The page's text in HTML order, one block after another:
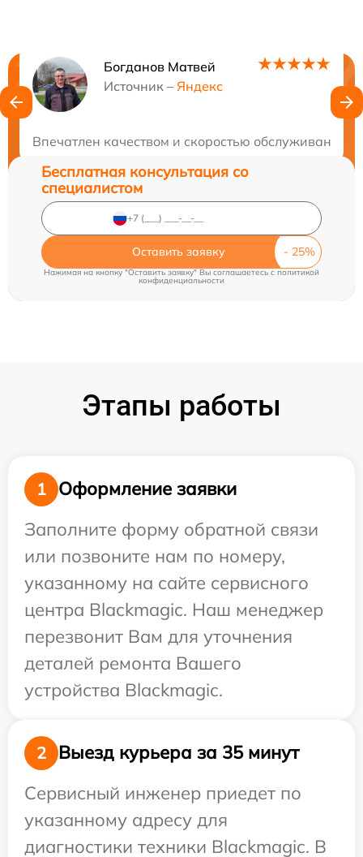
Богданов Матвей
Источник – Яндекс
Впечатлен качеством и скоростью
Нужна консультация?
Бесплатная консультация со
специалистом
Оставить заявку
Нажимая на кнопку "Оставить заявку" Вы соглашаетесь cполитикой
конфиденциальности
Этапы работы
1
Оформление заявки
Заполните форму обратной связи
или позвоните нам по номеру,
указанному на сайте сервисного
центра Blackmagic. Наш менеджер
перезвонит Вам для уточнения
деталей ремонта Вашего
устройства Blackmagic.
2
Выезд курьера за 35 минут
Сервисный инженер приедет по
указанному адресу для
диагностики техники Blackmagic. В